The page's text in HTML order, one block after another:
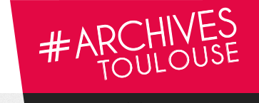
sur les cookies